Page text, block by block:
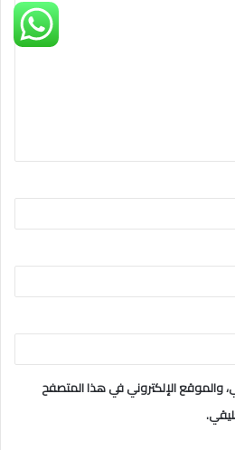
والموقع الإلكتروني في هذا المتصفح